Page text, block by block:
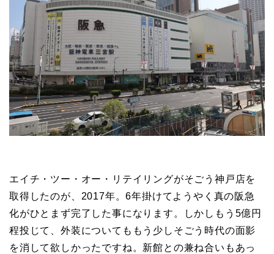
エイチ・ツー・オー・リテイリングがそごう神戸店を
取得したのが、2017年。6年掛けてようやく真の阪急
化がひとまず完了した事になります。しかしもう5億円
程投じて、外装についてももう少しそごう時代の面影
を消して欲しかったですね。新館との兼ね合いもあっ